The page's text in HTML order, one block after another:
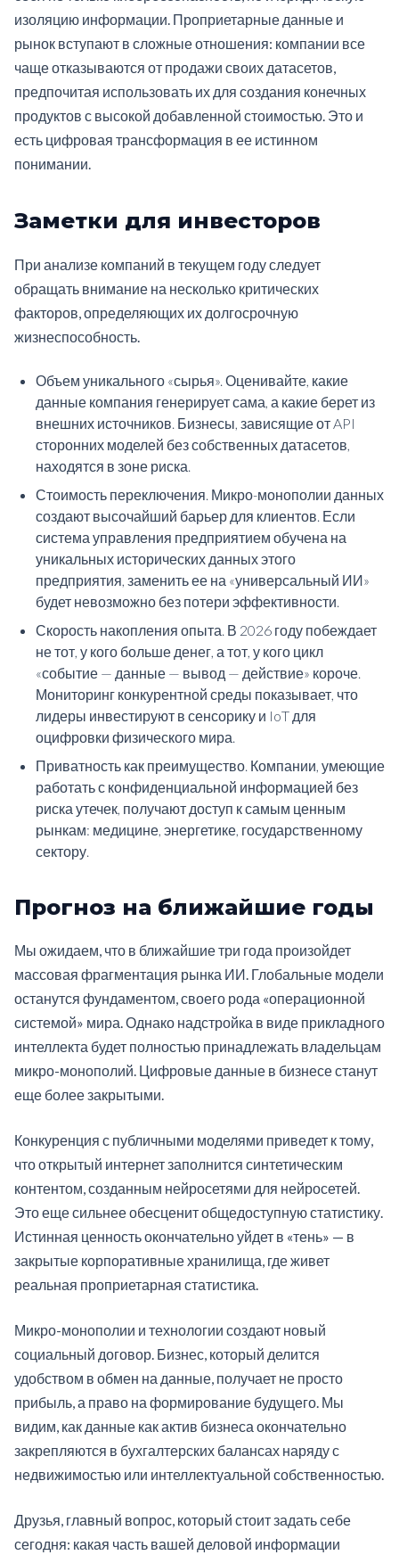
изоляцию информации. Проприетарные данные и
рынок вступают в сложные отношения: компании все
чаще отказываются от продажи своих датасетов,
предпочитая использовать их для создания конечных
продуктов с высокой добавленной стоимостью. Это и
есть цифровая трансформация в ее истинном
понимании.
Заметки для инвесторов
При анализе компаний в текущем году следует
обращать внимание на несколько критических
факторов, определяющих их долгосрочную
жизнеспособность.
Объем уникального «сырья». Оценивайте, какие
данные компания генерирует сама, а какие берет из
внешних источников. Бизнесы, зависящие от API
сторонних моделей без собственных датасетов,
находятся в зоне риска.
Стоимость переключения. Микро-монополии данных
создают высочайший барьер для клиентов. Если
система управления предприятием обучена на
уникальных исторических данных этого
предприятия, заменить ее на «универсальный ИИ»
будет невозможно без потери эффективности.
Скорость накопления опыта. В 2026 году побеждает
не тот, у кого больше денег, а тот, у кого цикл
«событие — данные — вывод — действие» короче.
Мониторинг конкурентной среды показывает, что
лидеры инвестируют в сенсорику и IoT для
оцифровки физического мира.
Приватность как преимущество. Компании, умеющие
работать с конфиденциальной информацией без
риска утечек, получают доступ к самым ценным
рынкам: медицине, энергетике, государственному
сектору.
Прогноз на ближайшие годы
Мы ожидаем, что в ближайшие три года произойдет
массовая фрагментация рынка ИИ. Глобальные модели
останутся фундаментом, своего рода «операционной
системой» мира. Однако надстройка в виде прикладного
интеллекта будет полностью принадлежать владельцам
микро-монополий. Цифровые данные в бизнесе станут
еще более закрытыми.
Конкуренция с публичными моделями приведет к тому,
что открытый интернет заполнится синтетическим
контентом, созданным нейросетями для нейросетей.
Это еще сильнее обесценит общедоступную статистику.
Истинная ценность окончательно уйдет в «тень» — в
закрытые корпоративные хранилища, где живет
реальная проприетарная статистика.
Микро-монополии и технологии создают новый
социальный договор. Бизнес, который делится
удобством в обмен на данные, получает не просто
прибыль, а право на формирование будущего. Мы
видим, как данные как актив бизнеса окончательно
закрепляются в бухгалтерских балансах наряду с
недвижимостью или интеллектуальной собственностью.
Друзья, главный вопрос, который стоит задать себе
сегодня: какая часть вашей деловой информации